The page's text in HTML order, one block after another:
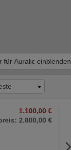
für Auralic einblenden
1.100,00 €
2.800,00 €